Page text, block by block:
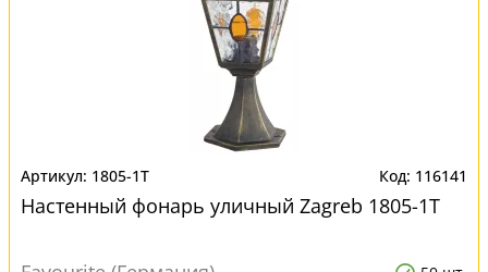
1805-1T 116141
Настенный фонарь уличный Zagreb 1805-1T